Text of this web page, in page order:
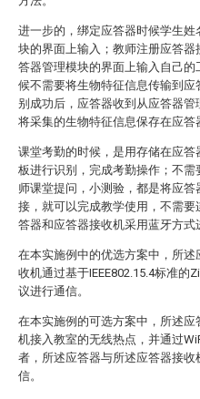
进一步的，绑定应答器时候学生
块的界面上输入；教师注册应答
答器管理模块的界面上输入自己
候不需要将生物特征信息传输到应
别成功后，应答器收到从应答器管
将采集的生物特征信息保存在应答
课堂考勤的时候，是用存储在应
板进行识别，完成考勤操作；不
师课堂提问，小测验，都是将应
接，就可以完成教学使用，不需
答器和应答器接收机采用蓝牙方式
在本实施例中的优选方案中，所
收机通过基于IEEE802.15.4标准的
议进行通信。
在本实施例的可选方案中，所述应
机接入教室的无线热点，并通过
者，所述应答器与所述应答器接收
信。